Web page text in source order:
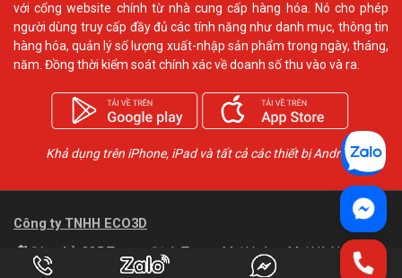
với cổng website chính từ nhà cung cấp hàng hóa. Nó cho phép
người dùng truy cấp đầy đủ các tính năng như danh mục, thông tin
hàng hóa, quản lý số lượng xuất-nhập sản phẩm trong ngày, tháng,
năm. Đồng thời kiểm soát chính xác về doanh số thu vào và ra.
Khả dụng trên iPhone, iPad và tất cả các thiết bị Android
Công ty TNHH ECO3D
Địa chỉ: 335 Trương Định,Tương Mai,Hoàng Mai,Hà Nội